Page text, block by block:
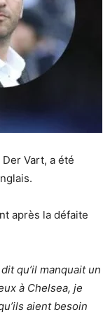
Vart, a été
après la défaite
qu’il manquait un
à Chelsea, je
aient besoin